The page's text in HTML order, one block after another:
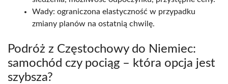
Wady: ograniczona elastyczność w przypadku
zmiany planów na ostatnią chwilę.
Podróż z Częstochowy do Niemiec:
samochód czy pociąg – która opcja jest
szybsza?